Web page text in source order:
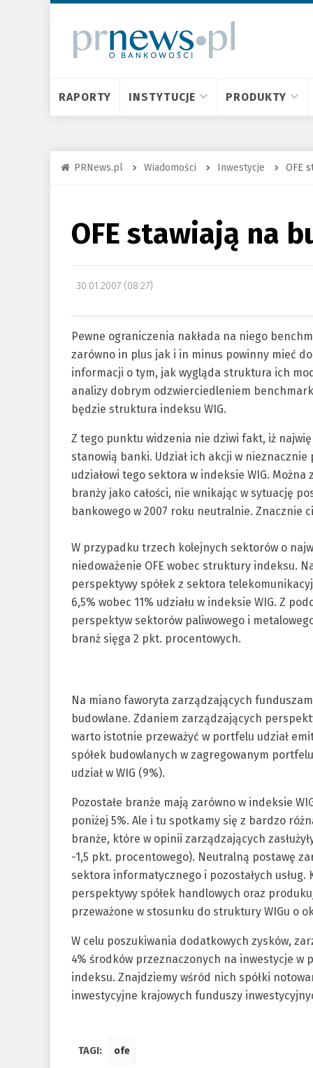
RAPORTY INSTYTUCJE PRODUKTY
PRNews.pl Wiadomości Inwestycje OFE
OFE stawiają na
30.01.2007 (08:27)
Pewne ograniczenia nakłada na niego
zarówno in plus jak i in minus powinny mieć
informacji o tym, jak wygląda struktura ich
analizy dobrym odzwierciedleniem
będzie struktura indeksu WIG.
Z tego punktu widzenia nie dziwi fakt, iż
stanowią banki. Udział ich akcji w
udziałowi tego sektora w indeksie WIG.
branży jako całości, nie wnikając w sytuację
bankowego w 2007 roku neutralnie. Znacznie
W przypadku trzech kolejnych sektorów o
niedoważenie OFE wobec struktury indeksu.
perspektywy spółek z sektora
6,5% wobec 11% udziału w indeksie WIG. Z
perspektyw sektorów paliwowego i
branż sięga 2 pkt. procentowych.
Na miano faworyta zarządzających
budowlane. Zdaniem zarządzających
warto istotnie przeważyć w portfelu udział
spółek budowlanych w zagregowanym
udział w WIG (9%).
Pozostałe branże mają zarówno w indeksie
poniżej 5%. Ale i tu spotkamy się z bardzo
branże, które w opinii zarządzających
-1,5 pkt. procentowego). Neutralną postawę
sektora informatycznego i pozostałych
perspektywy spółek handlowych oraz
przeważone w stosunku do struktury WIGu o
W celu poszukiwania dodatkowych zysków,
4% środków przeznaczonych na inwestycje w
indeksu. Znajdziemy wśród nich spółki
inwestycyjne krajowych funduszy
TAGI: ofe